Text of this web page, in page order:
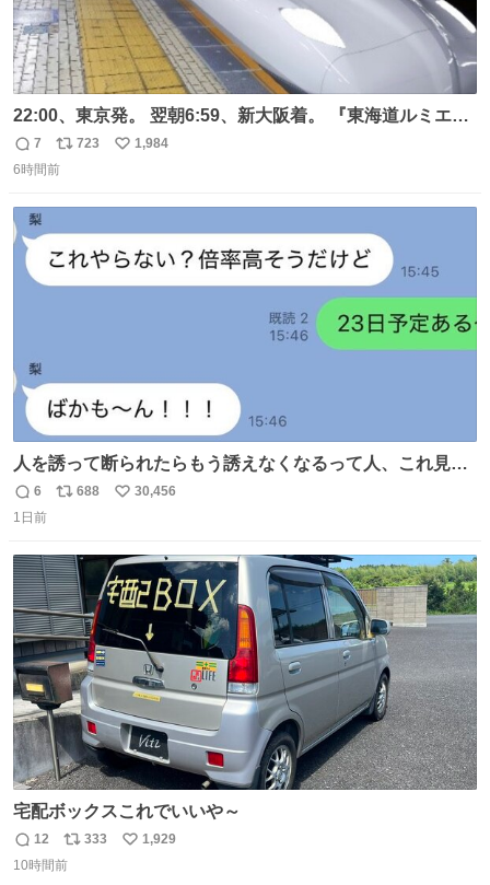
22:00、東京発。 翌朝6:59、新大阪着。 『東海道ルミエー
ルエクスプレス』が今夜、初運行！ 岐阜羽島駅で夜を越す
東海道新幹線。寝台列車じゃないのに、朝まで新幹線とい
エクスプレス
返
信
7
リ
ポ
723
い
1,984
6時間前
人を誘って断られたらもう誘えなくなるって人、これ見て
元気出してほしい
返
信
6
リ
ト
数
688
い
数
30,456
1日前
宅配ボックスこれでいいや～
返
信
12
リ
ポ
333
い
1,929
10時間前